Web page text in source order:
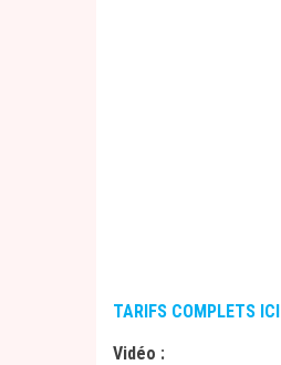
TARIFS COMPLETS ICI
Vidéo :